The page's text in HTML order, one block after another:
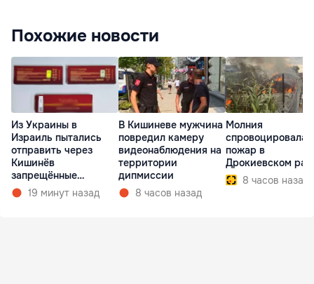
Похожие новости
Из Украины в
Израиль пытались
отправить через
Кишинёв
запрещённые
препараты
19 минут назад
В Кишиневе мужчина
повредил камеру
видеонаблюдения на
территории
дипмиссии
8 часов назад
Молния
спровоцировала
пожар в
Дрокиевском
8 часов назад